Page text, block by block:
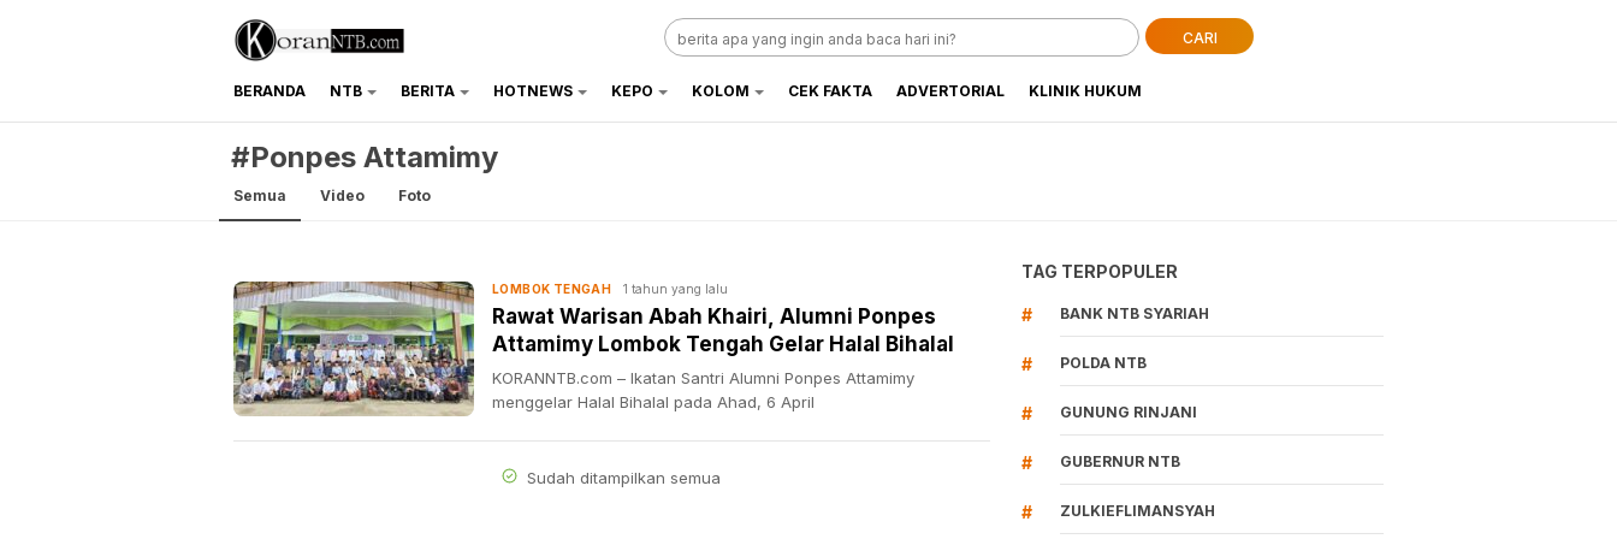
koranntb.com
CARI
BERANDA NTB BERITA HOTNEWS KEPO KOLOM CEK FAKTA ADVERTORIAL KLINIK HUKUM
#Ponpes Attamimy
Semua Video Foto
LOMBOK TENGAH 1 tahun yang lalu
Rawat Warisan Abah Khairi, Alumni Ponpes
Attamimy Lombok Tengah Gelar Halal Bihalal
KORANNTB.com – Ikatan Santri Alumni Ponpes Attamimy
menggelar Halal Bihalal pada Ahad, 6 April
Sudah ditampilkan semua
TAG TERPOPULER
# BANK NTB SYARIAH
# POLDA NTB
# GUNUNG RINJANI
# GUBERNUR NTB
# ZULKIEFLIMANSYAH